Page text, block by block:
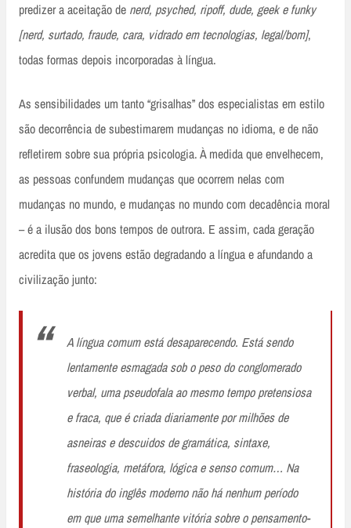
predizer a aceitação de nerd, psyched, ripoff, dude, geek e funky
[nerd, surtado, fraude, cara, vidrado em tecnologias, legal/bom],
todas formas depois incorporadas à língua.
As sensibilidades um tanto “grisalhas” dos especialistas em estilo
são decorrência de subestimarem mudanças no idioma, e de não
refletirem sobre sua própria psicologia. À medida que envelhecem,
as pessoas confundem mudanças que ocorrem nelas com
mudanças no mundo, e mudanças no mundo com decadência moral
– é a ilusão dos bons tempos de outrora. E assim, cada geração
acredita que os jovens estão degradando a língua e afundando a
civilização junto:
A língua comum está desaparecendo. Está sendo
lentamente esmagada sob o peso do conglomerado
verbal, uma pseudofala ao mesmo tempo pretensiosa
e fraca, que é criada diariamente por milhões de
asneiras e descuidos de gramática, sintaxe,
fraseologia, metáfora, lógica e senso comum… Na
história do inglês moderno não há nenhum período
em que uma semelhante vitória sobre o pensamento-